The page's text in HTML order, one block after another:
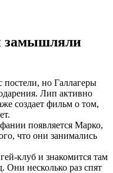
замышляли
постели, но Галлагеры
Лип активно
создает фильм о том,
появляется Марко,
что они занимались
клуб и знакомится там
несколько раз спят